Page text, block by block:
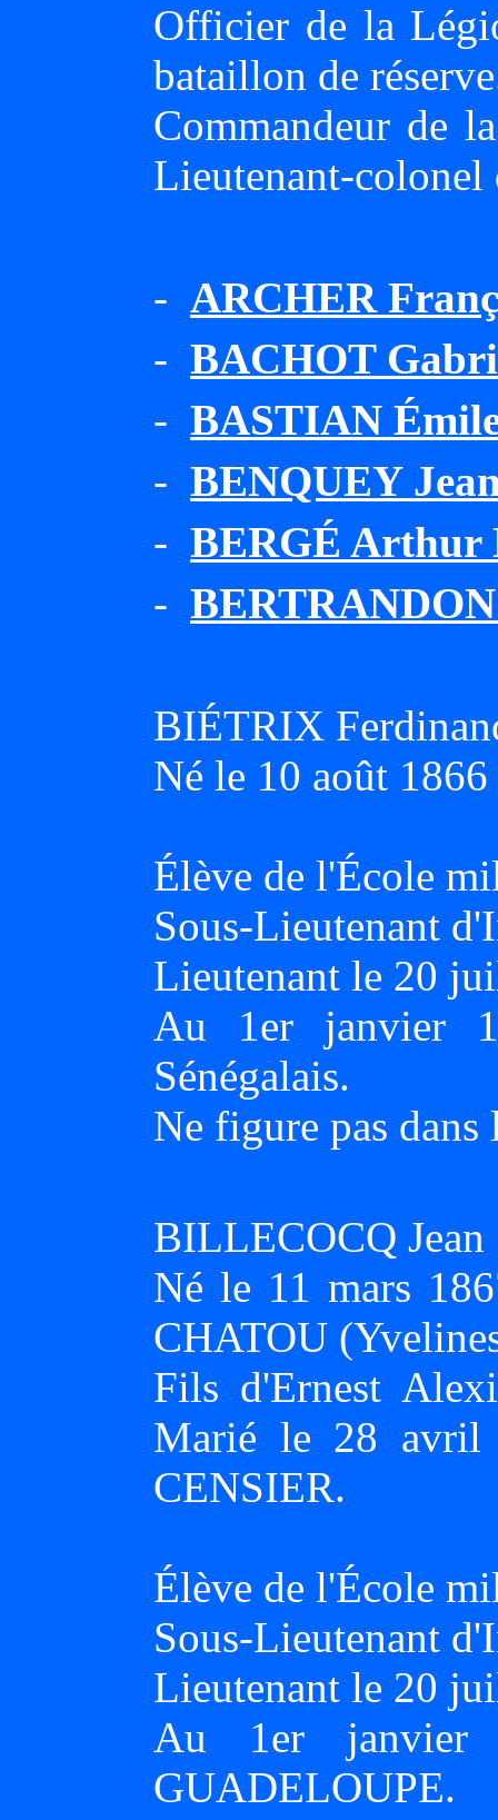
Officier de la
bataillon de
Commandeur de
Lieutenant-
- ARCHER
- BACHOT
- BASTIAN
- BENQUEY
- BERGÉ Arthur
-
BIÉTRIX
Né le 10 août 1866
Élève de l'École
Sous-Lieutenant
Lieutenant le 20
Au 1er janvier
Sénégalais.
Ne figure pas
BILLECOCQ Jean
Né le 11 mars
CHATOU
Fils d'Ernest
Marié le 28 avril
CENSIER.
Élève de l'École
Sous-Lieutenant
Lieutenant le 20
Au 1er janvier
GUADELOUPE.